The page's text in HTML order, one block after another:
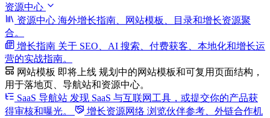
资源中心
资源中心 海外增长指南、网站模板、目录和增长资源聚
合。
增长指南 关于 SEO、AI 搜索、付费获客、本地化和增长运
营的实战指南。
网站模板 即将上线 规划中的网站模板和可复用页面结构，
用于落地页、导航站和资源中心。
SaaS 导航站 发现 SaaS 与互联网工具，或提交你的产品获
得审核和曝光。
增长资源网络 浏览伙伴参考、外链合作机